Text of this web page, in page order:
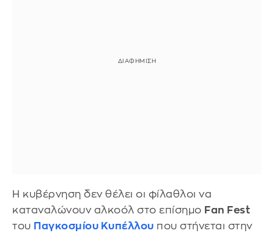
Η κυβέρνηση δεν θέλει οι φίλαθλοι να
καταναλώνουν αλκοόλ στο επίσημο Fan Fest
του Παγκοσμίου Κυπέλλου που στήνεται στην